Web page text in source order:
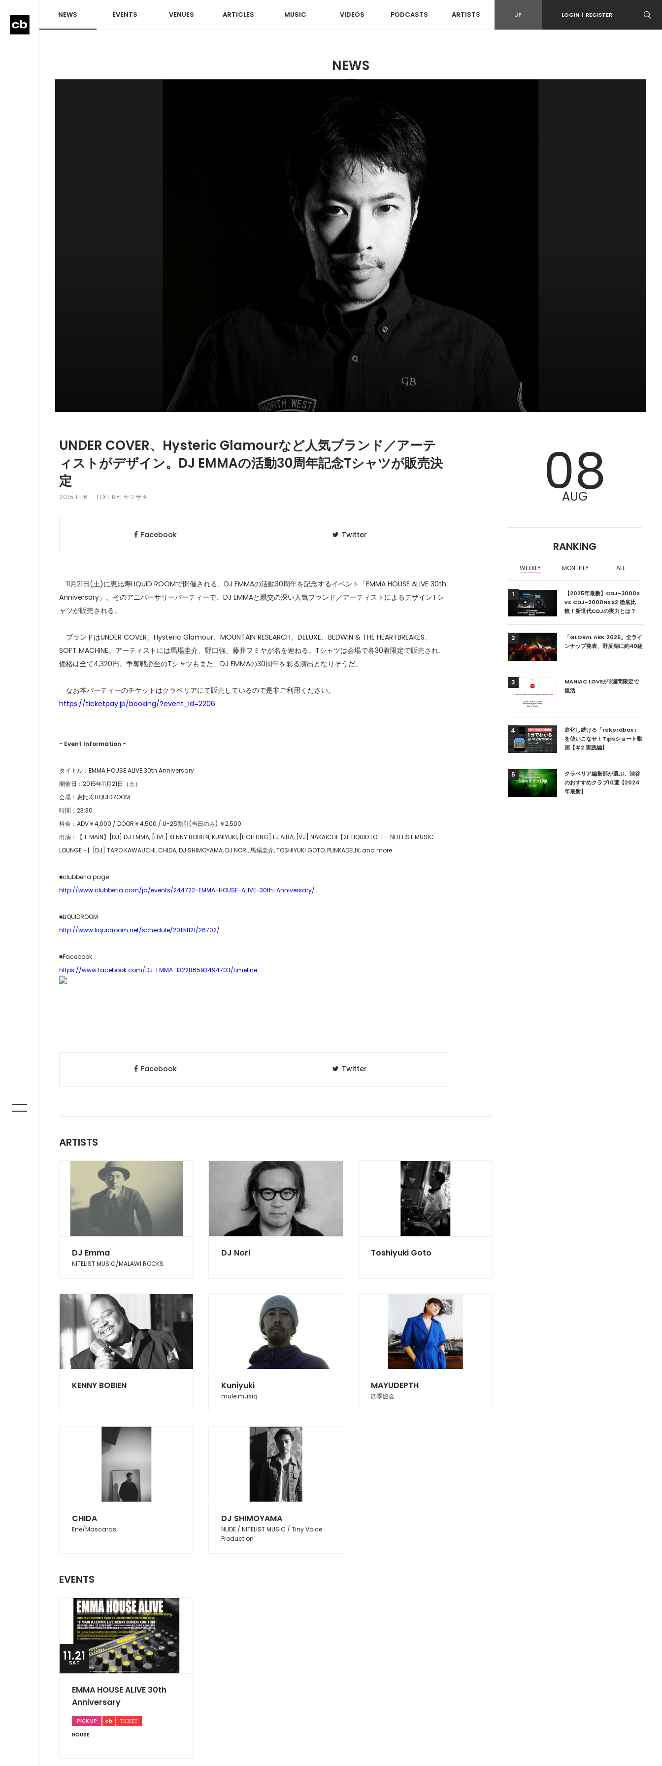
NEWS EVENTS VENUES ARTICLES MUSIC VIDEOS PODCASTS ARTISTS JP LOGIN | REGISTER
NEWS
UNDER COVER、Hysteric Glamourなど人気ブランド／アーテ
ィストがデザイン。DJ EMMAの活動30周年記念Tシャツが販売決
定
2015.11.16 TEXT BY: ヤマザキ
Facebook Twitter
11月21日(土)に恵比寿LIQUID ROOMで開催される、DJ EMMAの活動30周年を記念するイベント「EMMA HOUSE ALIVE 30th
Anniversary」。そのアニバーサリーパーティーで、DJ EMMAと親交の深い人気ブランド／アーティストによるデザインTシ
ャツが販売される。
ブランドはUNDER COVER、Hysteric Glamour、MOUNTAIN RESEARCH、DELUXE、BEDWIN & THE HEARTBREAKES、
SOFT MACHINE。アーティストには馬場圭介、野口強、藤井フミヤが名を連ねる。Tシャツは会場で各30着限定で販売され、
価格は全て4,320円。争奪戦必至のTシャツもまた、DJ EMMAの30周年を彩る演出となりそうだ。
なお本パーティーのチケットはクラベリアにて販売しているので是非ご利用ください。
https://ticketpay.jp/booking/?event_id=2206
- Event Information -
タイトル：EMMA HOUSE ALIVE 30th Anniversary
開催日：2015年11月21日（土）
会場：恵比寿LIQUIDROOM
時間：23:30
料金：ADV￥4,000 / DOOR￥4,500 / U-25割引(当日のみ) ￥2,500
出演：【1F MAIN】[DJ] DJ EMMA, [LIVE] KENNY BOBIEN, KUNIYUKI, [LIGHTING] LJ AIBA, [VJ] NAKAICHI【2F LIQUID LOFT - NITELIST MUSIC
LOUNGE -】[DJ] TARO KAWAUCHI, CHIDA, DJ SHIMOYAMA, DJ NORI, 馬場圭介, TOSHIYUKI GOTO, PUNKADELIX, and more
■clubberia page
http://www.clubberia.com/ja/events/244722-EMMA-HOUSE-ALIVE-30th-Anniversary/
■LIQUIDROOM
http://www.liquidroom.net/schedule/20151121/26702/
■Facebook
https://www.facebook.com/DJ-EMMA-132286593494703/timeline
Facebook Twitter
ARTISTS
DJ Emma
NITELIST MUSIC/MALAWI ROCKS
DJ Nori Toshiyuki Goto
KENNY BOBIEN Kuniyuki
mule musiq
MAYUDEPTH
四季協会
CHIDA
Ene/Mascaras
DJ SHIMOYAMA
NUDE / NITELIST MUSIC / Tiny Voice
Production
EVENTS
11.21
SAT
EMMA HOUSE ALIVE 30th
Anniversary
PICK UP
HOUSE
08
AUG
RANKING
WEEKLY MONTHLY ALL
クラベリア編集部が選ぶ、渋谷
のおすすめクラブ10選【2024
2
ニュージーランドの新首相は元
DJ!?
1
【2025年最新】CDJ-3000X
vs CDJ-2000NXS2 徹底比
較！新世代CDJの実力とは？
2
「GLOBAL ARK 2026」全ライ
ンナップ発表、野反湖に約40組
3
MANIAC LOVEが3週間限定で
復活
4
進化し続ける「rekordbox」
を使いこなせ！Tipsショート動
画【#2 実践編】
5
クラベリア編集部が選ぶ、渋谷
のおすすめクラブ10選【2024
年最新】